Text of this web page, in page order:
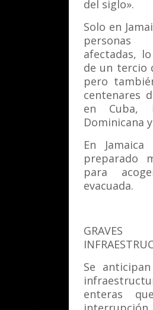
del siglo».
Solo en
afectadas,
de un tercio
pero
centenares
en Cuba,
Dominicana
En
preparado
para
evacuada.
Se
enteras